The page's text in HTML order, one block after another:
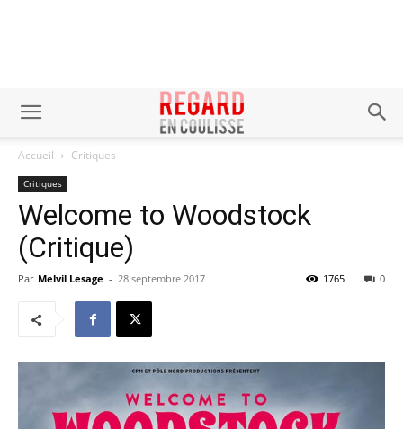
Accueil Critiques
Critiques
Welcome to Woodstock
(Critique)
Par Melvil Lesage - 28 septembre 2017 0
1765